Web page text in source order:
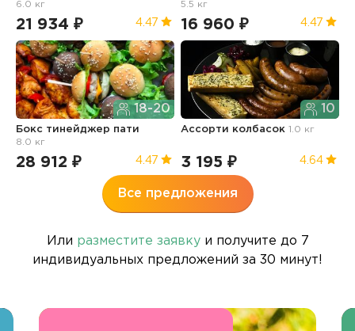
6.0 кг
21 934 ₽ 4.47
5.5 кг
16 960 ₽ 4.47
18-20
Бокс тинейджер пати
8.0 кг
28 912 ₽ 4.47
10
Ассорти колбасок1.0 кг
3 195 ₽ 4.64
Все предложения
Или разместите заявкуи получите до 7
индивидуальных предложений за 30 минут!